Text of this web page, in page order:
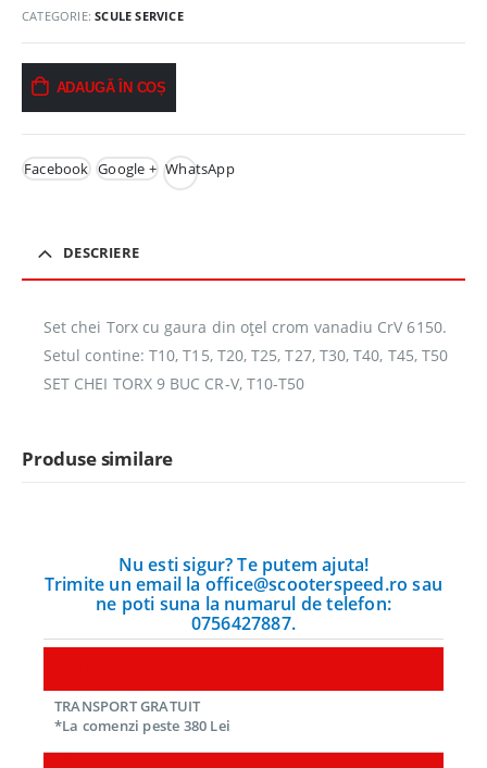
CATEGORIE:SCULE SERVICE
ADAUGĂ ÎN COȘ
Facebook Google + WhatsApp
DESCRIERE
Set chei Torx cu gaura din oțel crom vanadiu CrV 6150.
Setul contine: T10, T15, T20, T25, T27, T30, T40, T45, T50
SET CHEI TORX 9 BUC CR-V, T10-T50
Produse similare
Nu esti sigur? Te putem ajuta!
Trimite un email la office@scooterspeed.ro sau
ne poti suna la numarul de telefon:
0756427887.
TRANSPORT GRATUIT
*La comenzi peste 380 Lei